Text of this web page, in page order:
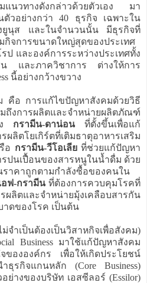
มแนวทางดังกล่าวด้วยตัวเอง มา
ตัวอย่างกว่า 40 ธุรกิจ เฉพาะใน
งยูนุส และในจำนวนนั้น มีธุรกิจที่
จการขนาดใหญ่สุดของประเทศ
และองค์การระหว่างประเทศทั้ง
และภาควิชาการ ต่างให้การ
นี้อย่างกว้างขวาง
คือ การแก้ไขปัญหาสังคมด้วยวิธี
งการผลิตและจำหน่ายผลิตภัณฑ์
ง กรามีน-ดาน่อน ที่ตั้งขึ้นเพื่อแก้
ลิตโยเกิร์ตที่เติมธาตุอาหารเสริม
อ กรามีน-วีโอเลียที่ช่วยแก้ปัญหา
ปนเปื้อนของสารหนูในน้ำดื่ม ด้วย
าคาถูกตามกำลังซื้อของคนใน
อฟ-กรามีนที่ต้องการควบคุมโรคที่
ผลิตและจำหน่ายมุ้งเคลือบสารกัน
าดของโรค เป็นต้น
ป็นต้องเป็นวิสาหกิจเพื่อสังคม)
Business มาใช้แก้ปัญหาสังคม
ขององค์กร เพื่อให้เกิดประโยชน์
ธุรกิจแกนหลัก (Core Business)
ย่างของบริษัท เอสซีลอร์ (Essilor)